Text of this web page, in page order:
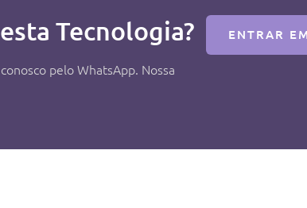
Tecnologia?
pelo WhatsApp. Nossa
ENTRAR